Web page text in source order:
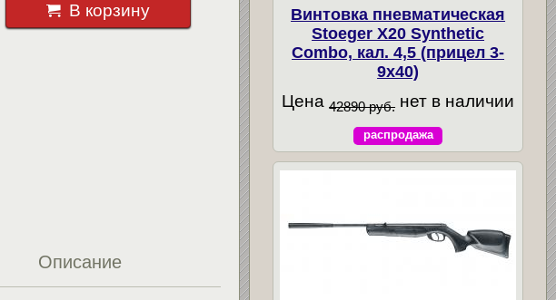
В корзину
Описание
Винтовка пневматическая
Stoeger X20 Synthetic
Combo, кал. 4,5 (прицел 3-
9х40)
Цена 42890 руб. нет в наличии
распродажа